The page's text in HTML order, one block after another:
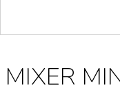
MIXER